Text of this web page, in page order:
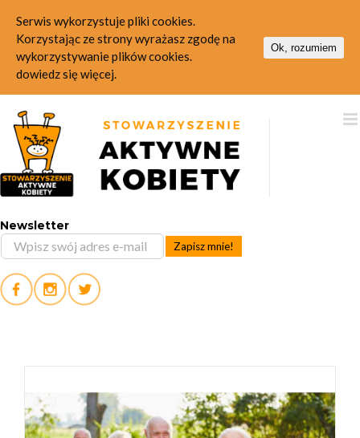
content
Newsletter
Serwis wykorzystuje pliki cookies.
Korzystając ze strony wyrażasz zgodę na
wykorzystywanie plików cookies.
dowiedz się więcej.
Ok, rozumiem